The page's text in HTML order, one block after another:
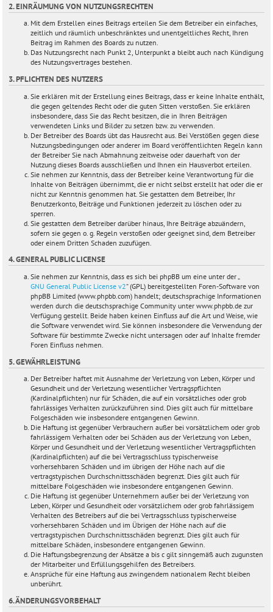
2. EINRÄUMUNG VON NUTZUNGSRECHTEN
Mit dem Erstellen eines Beitrags erteilen Sie dem Betreiber ein einfaches,
zeitlich und räumlich unbeschränktes und unentgeltliches Recht, Ihren
Beitrag im Rahmen des Boards zu nutzen.
Das Nutzungsrecht nach Punkt 2, Unterpunkt a bleibt auch nach Kündigung
des Nutzungsvertrages bestehen.
3. PFLICHTEN DES NUTZERS
Sie erklären mit der Erstellung eines Beitrags, dass er keine Inhalte enthält,
die gegen geltendes Recht oder die guten Sitten verstoßen. Sie erklären
insbesondere, dass Sie das Recht besitzen, die in Ihren Beiträgen
verwendeten Links und Bilder zu setzen bzw. zu verwenden.
Der Betreiber des Boards übt das Hausrecht aus. Bei Verstößen gegen diese
Nutzungsbedingungen oder anderer im Board veröffentlichten Regeln kann
der Betreiber Sie nach Abmahnung zeitweise oder dauerhaft von der
Nutzung dieses Boards ausschließen und Ihnen ein Hausverbot erteilen.
Sie nehmen zur Kenntnis, dass der Betreiber keine Verantwortung für die
Inhalte von Beiträgen übernimmt, die er nicht selbst erstellt hat oder die er
nicht zur Kenntnis genommen hat. Sie gestatten dem Betreiber, Ihr
Benutzerkonto, Beiträge und Funktionen jederzeit zu löschen oder zu
sperren.
Sie gestatten dem Betreiber darüber hinaus, Ihre Beiträge abzuändern,
sofern sie gegen o. g. Regeln verstoßen oder geeignet sind, dem Betreiber
oder einem Dritten Schaden zuzufügen.
4. GENERAL PUBLIC LICENSE
Sie nehmen zur Kenntnis, dass es sich bei phpBB um eine unter der „
GNU General Public License v2“ (GPL) bereitgestellten Foren-Software von
phpBB Limited (www.phpbb.com) handelt; deutschsprachige Informationen
werden durch die deutschsprachige Community unter www.phpbb.de zur
Verfügung gestellt. Beide haben keinen Einfluss auf die Art und Weise, wie
die Software verwendet wird. Sie können insbesondere die Verwendung der
Software für bestimmte Zwecke nicht untersagen oder auf Inhalte fremder
Foren Einfluss nehmen.
5. GEWÄHRLEISTUNG
Der Betreiber haftet mit Ausnahme der Verletzung von Leben, Körper und
Gesundheit und der Verletzung wesentlicher Vertragspflichten
(Kardinalpflichten) nur für Schäden, die auf ein vorsätzliches oder grob
fahrlässiges Verhalten zurückzuführen sind. Dies gilt auch für mittelbare
Folgeschäden wie insbesondere entgangenen Gewinn.
Die Haftung ist gegenüber Verbrauchern außer bei vorsätzlichem oder grob
fahrlässigem Verhalten oder bei Schäden aus der Verletzung von Leben,
Körper und Gesundheit und der Verletzung wesentlicher Vertragspflichten
(Kardinalpflichten) auf die bei Vertragsschluss typischerweise
vorhersehbaren Schäden und im übrigen der Höhe nach auf die
vertragstypischen Durchschnittsschäden begrenzt. Dies gilt auch für
mittelbare Folgeschäden wie insbesondere entgangenen Gewinn.
Die Haftung ist gegenüber Unternehmern außer bei der Verletzung von
Leben, Körper und Gesundheit oder vorsätzlichem oder grob fahrlässigem
Verhalten des Betreibers auf die bei Vertragsschluss typischerweise
vorhersehbaren Schäden und im Übrigen der Höhe nach auf die
vertragstypischen Durchschnittsschäden begrenzt. Dies gilt auch für
mittelbare Schäden, insbesondere entgangenen Gewinn.
Die Haftungsbegrenzung der Absätze a bis c gilt sinngemäß auch zugunsten
der Mitarbeiter und Erfüllungsgehilfen des Betreibers.
Ansprüche für eine Haftung aus zwingendem nationalem Recht bleiben
unberührt.
6. ÄNDERUNGSVORBEHALT